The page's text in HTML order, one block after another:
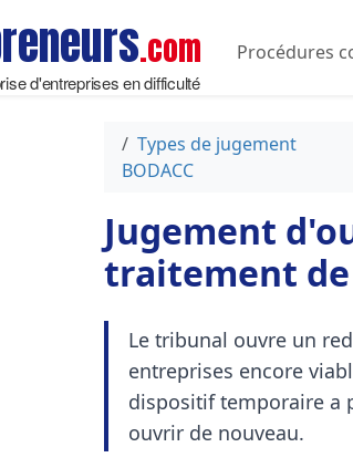
.com
d'entreprises en difficulté
Procédures
Types de jugement
BODACC
Jugement
traitement
Le tribunal ouvre un
entreprises encore
dispositif temporaire a
ouvrir de nouveau.